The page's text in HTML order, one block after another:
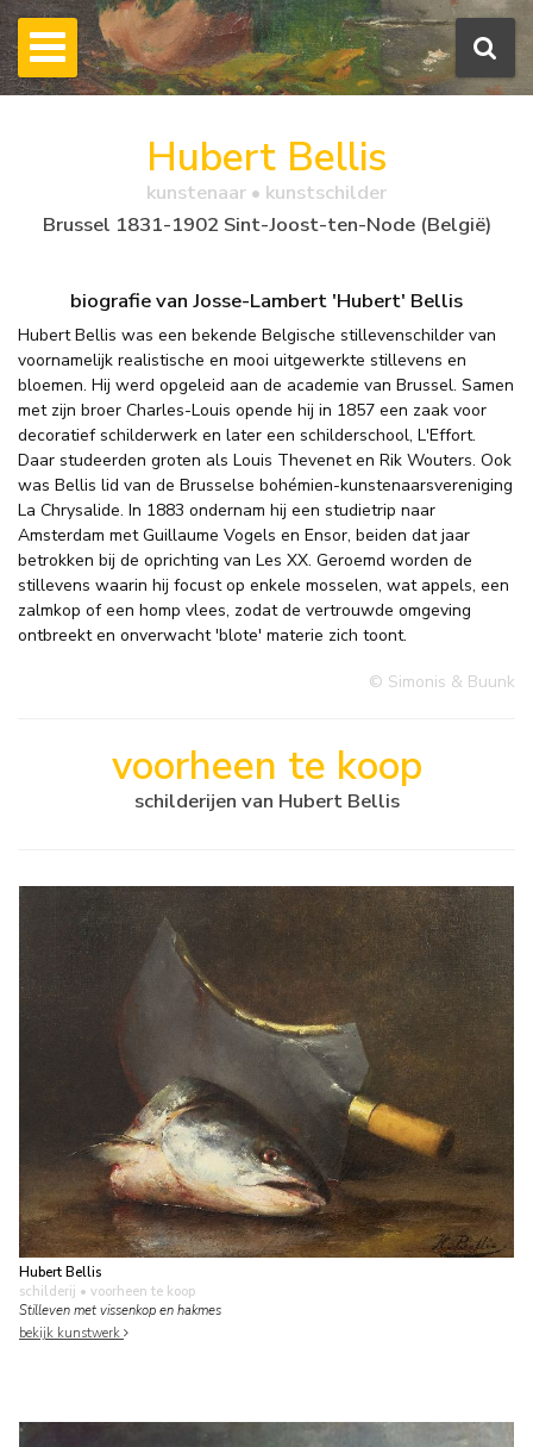
Hubert Bellis
kunstenaar • kunstschilder
Brussel 1831-1902 Sint-Joost-ten-Node (België)
biografie van Josse-Lambert 'Hubert' Bellis
Hubert Bellis was een bekende Belgische stillevenschilder van
voornamelijk realistische en mooi uitgewerkte stillevens en
bloemen. Hij werd opgeleid aan de academie van Brussel. Samen
met zijn broer Charles-Louis opende hij in 1857 een zaak voor
decoratief schilderwerk en later een schilderschool, L'Effort.
Daar studeerden groten als Louis Thevenet en Rik Wouters. Ook
was Bellis lid van de Brusselse bohémien-kunstenaarsvereniging
La Chrysalide. In 1883 ondernam hij een studietrip naar
Amsterdam met Guillaume Vogels en Ensor, beiden dat jaar
betrokken bij de oprichting van Les XX. Geroemd worden de
stillevens waarin hij focust op enkele mosselen, wat appels, een
zalmkop of een homp vlees, zodat de vertrouwde omgeving
ontbreekt en onverwacht 'blote' materie zich toont.
© Simonis & Buunk
voorheen te koop
schilderijen van Hubert Bellis
Hubert Bellis
schilderij • voorheen te koop
Stilleven met vissenkop en hakmes
bekijk kunstwerk